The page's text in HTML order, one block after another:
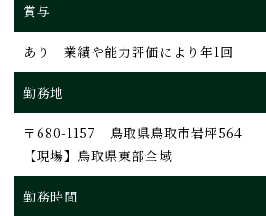
賞与
あり 業績や能力評価により年1回
勤務地
〒680-1157 鳥取県鳥取市岩坪564
【現場】鳥取県東部全域
勤務時間